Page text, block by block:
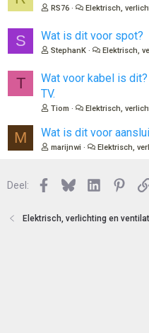
RS76 Elektrisch,
S Wat is dit voor spot?
StephanK Elektrisch,
T
Wat voor kabel is
TV.
Tiom Elektrisch,
M Wat is dit voor
marijnwi Elektrisch,
Deel: Facebook
BlueskyLinkedIn
Elektrisch, verlichting en